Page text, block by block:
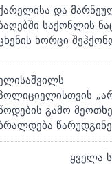
და
საქონლის
ხორცი
გამო მეოთხე
ყველა